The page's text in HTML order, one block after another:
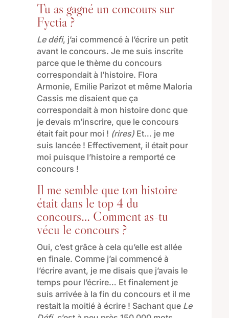
Tu as gagné un concours sur
Fyctia ?
Le défi, j’ai commencé à l’écrire un petit
avant le concours. Je me suis inscrite
parce que le thème du concours
correspondait à l’histoire. Flora
Armonie, Emilie Parizot et même Maloria
Cassis me disaient que ça
correspondait à mon histoire donc que
je devais m’inscrire, que le concours
était fait pour moi ! (rires)Et… je me
suis lancée ! Effectivement, il était pour
moi puisque l’histoire a remporté ce
concours !
Il me semble que ton histoire
était dans le top 4 du
concours… Comment as-tu
vécu le concours ?
Oui, c’est grâce à cela qu’elle est allée
en finale. Comme j’ai commencé à
l’écrire avant, je me disais que j’avais le
temps pour l’écrire… Et finalement je
suis arrivée à la fin du concours et il me
restait la moitié à écrire ! Sachant que Le